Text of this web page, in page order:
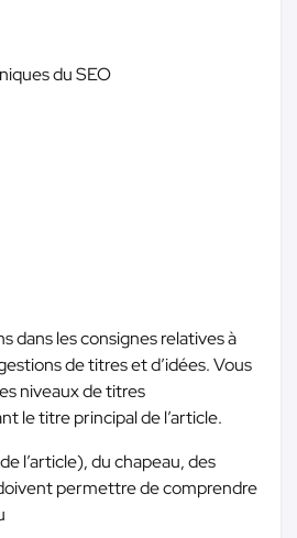
du SEO
dans les consignes relatives à
de titres et d’idées. Vous
niveaux de titres
le titre principal de l’article.
l’article), du chapeau, des
permettre de comprendre